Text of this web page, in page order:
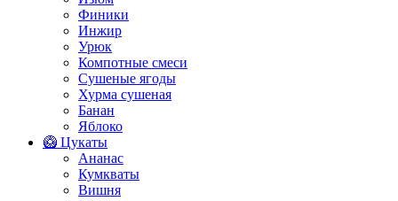
Финики
Инжир
Урюк
Компотные смеси
Сушеные ягоды
Хурма сушеная
Банан
Яблоко
🥝 Цукаты
Ананас
Кумкваты
Вишня